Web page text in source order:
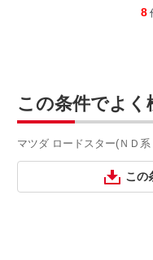
8
この条件でよく
マツダ ロードスター(ＮＤ
この